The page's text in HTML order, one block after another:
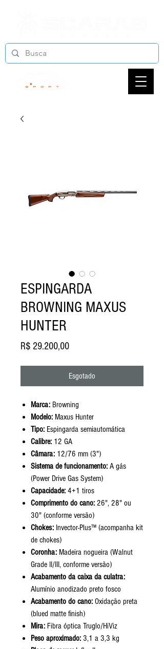
ESPINGARDA
BROWNING MAXUS
HUNTER
R$ 29.200,00Preço
Esgotado
Marca: Browning
Modelo: Maxus Hunter
Tipo: Espingarda semiautomática
Calibre: 12 GA
Câmara: 12/76 mm (3")
Sistema de funcionamento: A gás
(Power Drive Gas System)
Capacidade: 4+1 tiros
Comprimento do cano: 26", 28" ou
30" (conforme versão)
Chokes: Invector-Plus™ (acompanha kit
de chokes)
Coronha: Madeira nogueira (Walnut
Grade II/III, conforme versão)
Acabamento da caixa da culatra:
Alumínio anodizado preto fosco
Acabamento do cano: Oxidação preta
(blued matte finish)
Mira: Fibra óptica Truglo/HiViz
Peso aproximado: 3,1 a 3,3 kg